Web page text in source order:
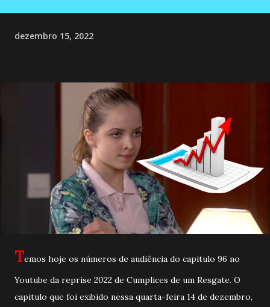
dezembro 15, 2022
Temos hoje os números de audiência do capitulo 96 no
Youtube da reprise 2022 de Cumplices de um Resgate. O
capitulo que foi exibido nessa quarta-feira 14 de dezembro,